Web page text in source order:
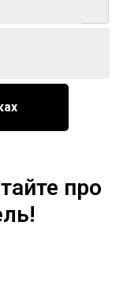
про